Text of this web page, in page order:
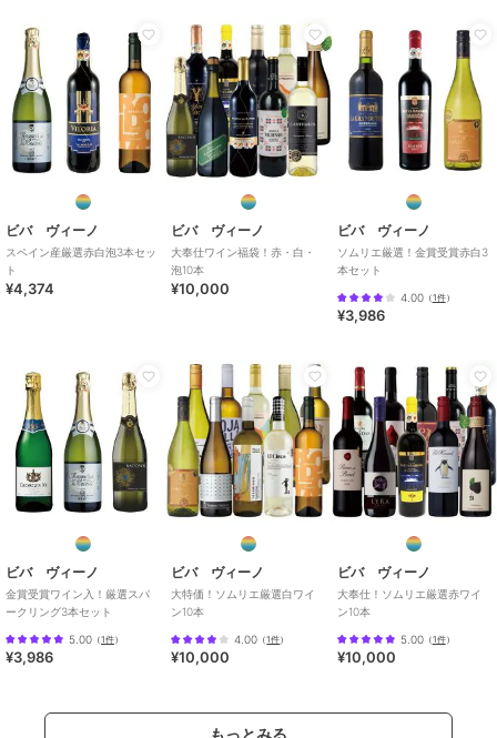
ビバ ヴィーノ
スペイン産厳選赤白泡3本セッ
ト
¥4,374
ビバ ヴィーノ
大奉仕ワイン福袋！赤・白・
泡10本
¥10,000
ビバ ヴィーノ
ソムリエ厳選！金賞受賞赤白3
本セット
4.00（1件）
¥3,986
ビバ ヴィーノ
金賞受賞ワイン入！厳選スパ
ークリング3本セット
5.00 （1件）
¥3,986
ビバ ヴィーノ
大特価！ソムリエ厳選白ワイ
ン10本
4.00 （1件）
¥10,000
ビバ ヴィーノ
大奉仕！ソムリエ厳選赤ワイ
ン10本
5.00（1件）
¥10,000